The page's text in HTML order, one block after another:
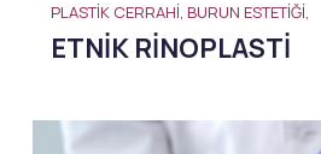
PLASTIK CERRAHI, BURUN ESTETIĞI,
ETNIK RINOPLASTI